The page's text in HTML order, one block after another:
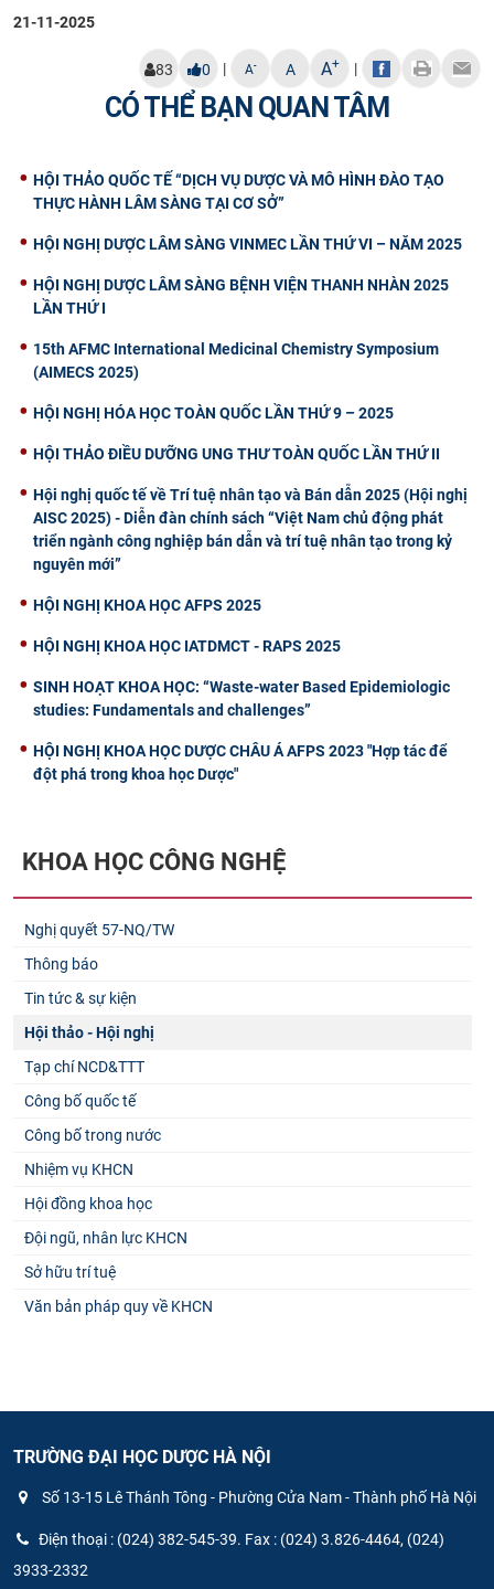
21-11-2025
83 0 | A- A A+ |
CÓ THỂ BẠN QUAN TÂM
HỘI THẢO QUỐC TẾ “DỊCH VỤ DƯỢC VÀ MÔ HÌNH ĐÀO TẠO
THỰC HÀNH LÂM SÀNG TẠI CƠ SỞ”
HỘI NGHỊ DƯỢC LÂM SÀNG VINMEC LẦN THỨ VI – NĂM 2025
HỘI NGHỊ DƯỢC LÂM SÀNG BỆNH VIỆN THANH NHÀN 2025
LẦN THỨ I
15th AFMC International Medicinal Chemistry Symposium
(AIMECS 2025)
HỘI NGHỊ HÓA HỌC TOÀN QUỐC LẦN THỨ 9 – 2025
HỘI THẢO ĐIỀU DƯỠNG UNG THƯ TOÀN QUỐC LẦN THỨ II
Hội nghị quốc tế về Trí tuệ nhân tạo và Bán dẫn 2025 (Hội nghị
AISC 2025) - Diễn đàn chính sách “Việt Nam chủ động phát
triển ngành công nghiệp bán dẫn và trí tuệ nhân tạo trong kỷ
nguyên mới”
HỘI NGHỊ KHOA HỌC AFPS 2025
HỘI NGHỊ KHOA HỌC IATDMCT - RAPS 2025
SINH HOẠT KHOA HỌC: “Waste-water Based Epidemiologic
studies: Fundamentals and challenges”
HỘI NGHỊ KHOA HỌC DƯỢC CHÂU Á AFPS 2023 "Hợp tác để
đột phá trong khoa học Dược"
KHOA HỌC CÔNG NGHỆ
Nghị quyết 57-NQ/TW
Thông báo
Tin tức & sự kiện
Hội thảo - Hội nghị
Tạp chí NCD&TTT
Công bố quốc tế
Công bố trong nước
Nhiệm vụ KHCN
Hội đồng khoa học
Đội ngũ, nhân lực KHCN
Sở hữu trí tuệ
Văn bản pháp quy về KHCN
TRƯỜNG ĐẠI HỌC DƯỢC HÀ NỘI
Số 13-15 Lê Thánh Tông - Phường Cửa Nam - Thành phố Hà Nội
Điện thoại : (024) 382-545-39. Fax : (024) 3.826-4464, (024)
3933-2332